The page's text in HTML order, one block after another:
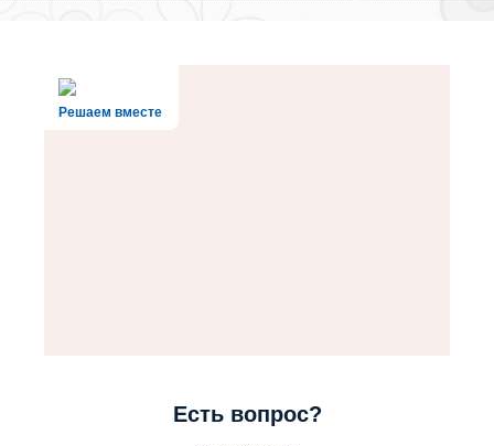
Решаем вместе
Есть вопрос?